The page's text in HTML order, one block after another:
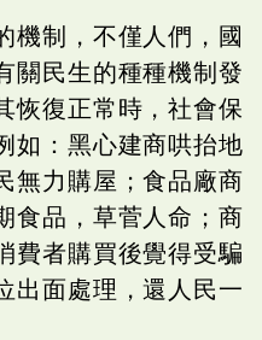
機制，不僅人們，國
關民生的種種機制發
恢復正常時，社會保
如：黑心建商哄抬地
無力購屋；食品廠商
食品，草菅人命；商
費者購買後覺得受騙
出面處理，還人民一